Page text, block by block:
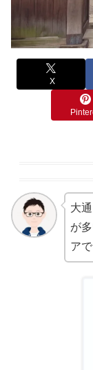
X
大
が
アで